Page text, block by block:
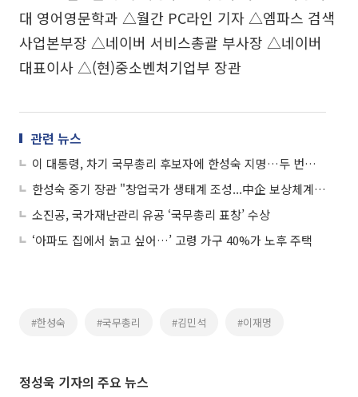
대 영어영문학과 △월간 PC라인 기자 △엠파스 검색
사업본부장 △네이버 서비스총괄 부사장 △네이버
대표이사 △(현)중소벤처기업부 장관
관련 뉴스
이 대통령, 차기 국무총리 후보자에 한성숙 지명…두 번째 여성총리
한성숙 중기 장관 "창업국가 생태계 조성...中企 보상체계 재설계 필요"
소진공, 국가재난관리 유공 ‘국무총리 표창’ 수상
‘아파도 집에서 늙고 싶어…’ 고령 가구 40%가 노후 주택
#한성숙 #국무총리 #김민석 #이재명
정성욱 기자의 주요 뉴스